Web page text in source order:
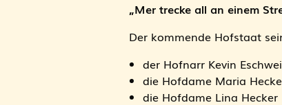
„Mer trecke all an einem
Der kommende Hofstaat
der Hofnarr Kevin
die Hofdame Maria
die Hofdame Lina Hecker